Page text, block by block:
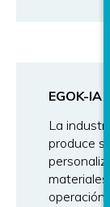
EGOK-IA
La
produce